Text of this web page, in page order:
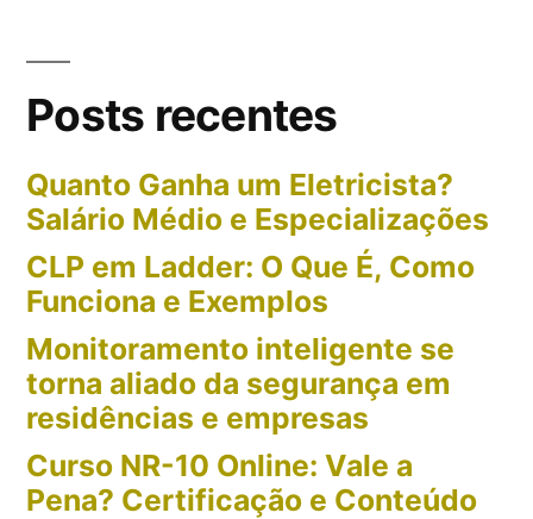
e
Quando
Usar”
de
posts
Posts recentes
Quanto Ganha um Eletricista?
Salário Médio e Especializações
CLP em Ladder: O Que É, Como
Funciona e Exemplos
Monitoramento inteligente se
torna aliado da segurança em
residências e empresas
Curso NR-10 Online: Vale a
Pena? Certificação e Conteúdo